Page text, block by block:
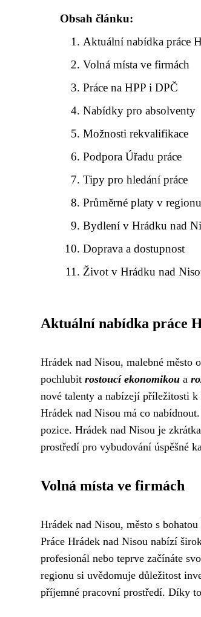
Obsah článku:
Aktuální nabídka práce
Volná místa ve firmách
Práce na HPP i DPČ
Nabídky pro absolventy
Možnosti rekvalifikace
Podpora Úřadu práce
Tipy pro hledání práce
Průměrné platy v regionu
Bydlení v Hrádku nad
Doprava a dostupnost
Život v Hrádku nad
Aktuální nabídka práce
Hrádek nad Nisou, malebné město
pochlubit rostoucí ekonomikou a
nové talenty a nabízejí příležitosti
Hrádek nad Nisou má co
pozice. Hrádek nad Nisou je
prostředí pro vybudování úspěšné
Volná místa ve firmách
Hrádek nad Nisou, město s
Práce Hrádek nad Nisou nabízí
profesionál nebo teprve začínáte
regionu si uvědomuje důležitost
příjemné pracovní prostředí. Díky